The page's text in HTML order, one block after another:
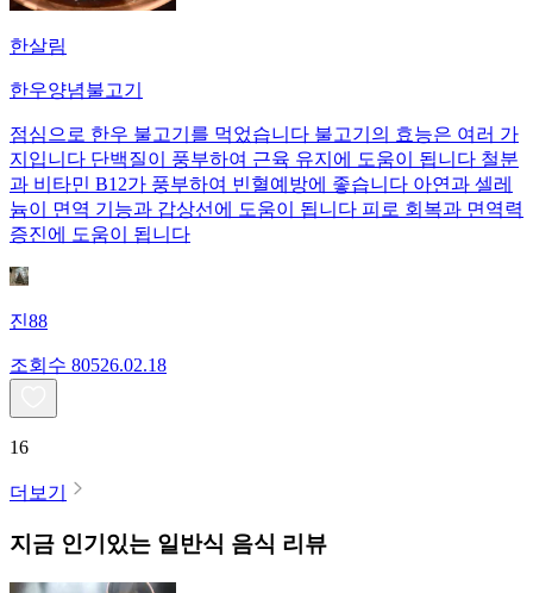
한살림
한우양념불고기
점심으로 한우 불고기를 먹었습니다 불고기의 효능은 여러 가
지입니다 단백질이 풍부하여 근육 유지에 도움이 됩니다 철분
과 비타민 B12가 풍부하여 빈혈예방에 좋습니다 아연과 셀레
늄이 면역 기능과 갑상선에 도움이 됩니다 피로 회복과 면역력
증진에 도움이 됩니다
진88
조회수 80526.02.18
16
더보기
지금 인기있는 일반식 음식 리뷰